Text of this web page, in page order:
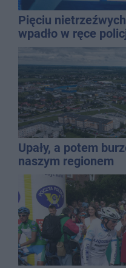
Pięciu
wpadło w ręce
promila
Upały, a potem
naszym regionem